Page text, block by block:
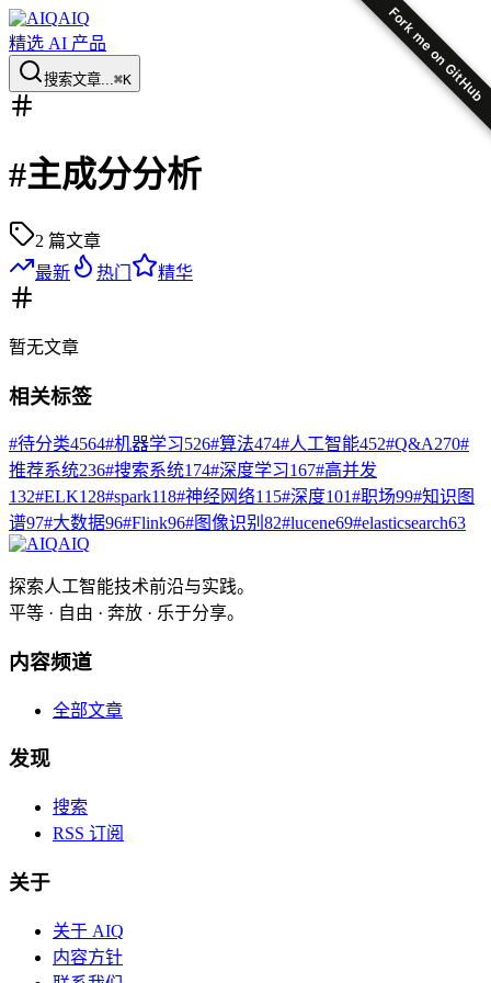
Fork me on GitHub
AIQ
精选 AI 产品
搜索文章...⌘K
#主成分分析
2 篇文章
最新
热门 精华
暂无文章
相关标签
#待分类4564#机器学习526#算法474#人工智能452#Q&A270#
推荐系统236#搜索系统174#深度学习167#高并发
132#ELK128#spark118#神经网络115#深度101#职场99#知识图
谱97#大数据96#Flink96#图像识别 82#lucene69#elasticsearch63
AIQ
探索人工智能技术前沿与实践。
平等 · 自由 · 奔放 · 乐于分享。
内容频道
全部文章
发现
搜索
RSS 订阅
关于
关于 AIQ
内容方针